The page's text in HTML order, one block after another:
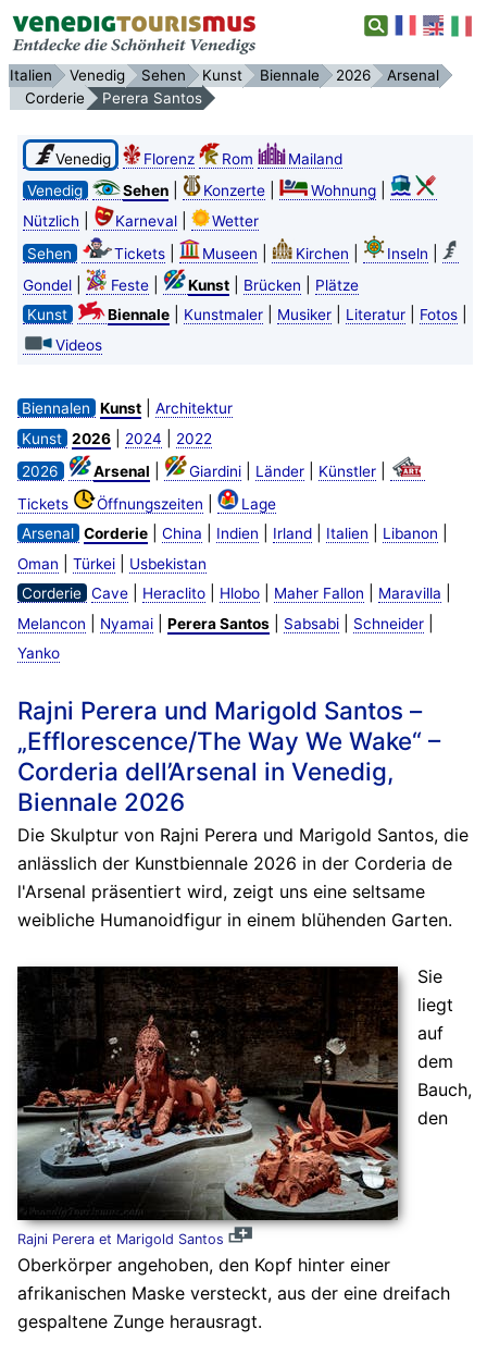
Italien Venedig Sehen Kunst Biennale 2026
Arsenal
Corderie
Perera Santos
Venedig Florenz Rom
Mailand
Venedig
Sehen| Konzerte| Wohnung|
Nützlich Karneval|
Wetter
Sehen
Tickets| Museen Kirchen Inseln
Gondel| Feste| Kunst| Brücken
Plätze
Kunst
Biennale| Kunstmaler| Musiker| Literatur| Fotos|
Videos
Biennalen Kunst| Architektur
Kunst 2026| 2024
2022
2026
Arsenal Giardini| Länder| Künstler|
Tickets Öffnungszeiten
Lage
Arsenal Corderie| China Indien Irland| Italien Libanon
Oman Türkei|
Usbekistan
Corderie Cave| Heraclito| Hlobo| Maher Fallon Maravilla
Melancon Nyamai| Perera Santos| Sabsabi| Schneider|
Yanko
Rajni Perera und Marigold Santos –
„Efflorescence/The Way We Wake“ –
Corderia dell’Arsenal in Venedig,
Biennale 2026
Die Skulptur von Rajni Perera und Marigold Santos, die
anlässlich der Kunstbiennale 2026 in der Corderia de
l'Arsenal präsentiert wird, zeigt uns eine seltsame
weibliche Humanoidfigur in einem blühenden Garten.
Rajni Perera et Marigold Santos
Sie
liegt
auf
dem
Bauch,
den
Oberkörper angehoben, den Kopf hinter einer
afrikanischen Maske versteckt, aus der eine dreifach
gespaltene Zunge herausragt.